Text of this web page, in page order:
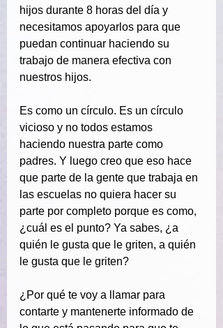
hijos durante 8 horas del día y
necesitamos apoyarlos para que
puedan continuar haciendo su
trabajo de manera efectiva con
nuestros hijos.
Es como un círculo. Es un círculo
vicioso y no todos estamos
haciendo nuestra parte como
padres. Y luego creo que eso hace
que parte de la gente que trabaja en
las escuelas no quiera hacer su
parte por completo porque es como,
¿cuál es el punto? Ya sabes, ¿a
quién le gusta que le griten, a quién
le gusta que le griten?
¿Por qué te voy a llamar para
contarte y mantenerte informado de